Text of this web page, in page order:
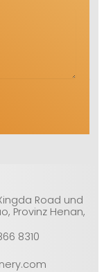
Road und
Provinz Henan,
8310